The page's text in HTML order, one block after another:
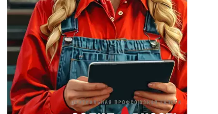
(18)
Камиль Айсин (18)
Александр
Запесоцкий(16)
Александр
Боданин(15)
Алена Беллис(15)